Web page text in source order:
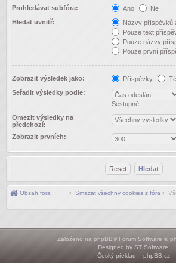
Prohledávat subfóra:
Ano
Ne
Hledat uvnitř:
Názvy příspěvků
Pouze text
Pouze názvy
Pouze první
Zobrazit výsledek jako: Příspěvky
Seřadit výsledky podle:
Sestupně
Omezit výsledky na
předchozí:
Zobrazit prvních:
Obsah fóra •
• Smazat všechny cookies z fóra
Založeno na phpBB® Forum Software ©
Designed by ST Software
Český překlad – phpBB.cz